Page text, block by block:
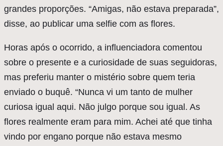
grandes proporções. “Amigas, não estava preparada”,
disse, ao publicar uma selfie com as flores.
Horas após o ocorrido, a influenciadora comentou
sobre o presente e a curiosidade de suas seguidoras,
mas preferiu manter o mistério sobre quem teria
enviado o buquê. “Nunca vi um tanto de mulher
curiosa igual aqui. Não julgo porque sou igual. As
flores realmente eram para mim. Achei até que tinha
vindo por engano porque não estava mesmo